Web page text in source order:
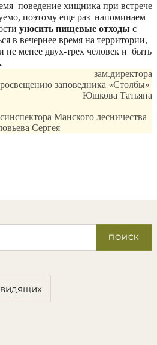
поведение хищника при встрече
поэтому еще раз напоминаем
уносить пищевые отходы с
в вечернее время на территории,
не менее двух-трех человек и быть
зам.директора
заповедника «Столбы»
Юшкова Татьяна
Манского лесничества
Сергея
ПОИСК